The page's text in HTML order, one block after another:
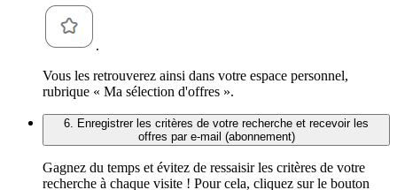
.
Vous les retrouverez ainsi dans votre espace personnel,
rubrique « Ma sélection d'offres ».
6. Enregistrer les critères de votre recherche et recevoir les
offres par e-mail (abonnement)
Gagnez du temps et évitez de ressaisir les critères de votre
recherche à chaque visite ! Pour cela, cliquez sur le bouton